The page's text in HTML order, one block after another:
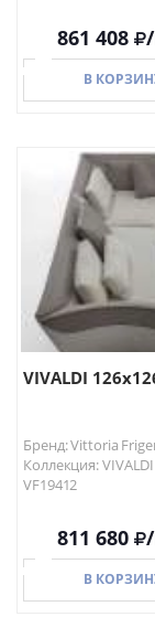
861 408
В
В
VIVALDI
Бренд: Vittoria
Коллекция: VIVALDI
VF19412
811 680
В